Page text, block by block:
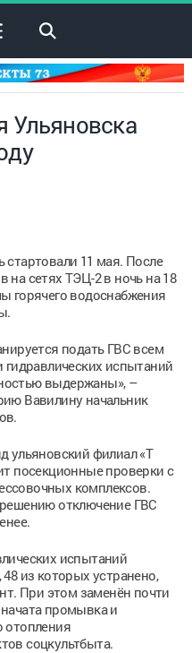
стартовали 11 мая. После
на сетях ТЭЦ-2 в ночь на 18
горячего водоснабжения
подать ГВС всем
испытаний
выдержаны», –
Вавилину начальник
ульяновский филиал «Т
посекционные проверки с
комплексов.
отключение ГВС
испытаний
из которых устранено,
При этом заменён почти
промывка и
отопления
соцкультбыта.